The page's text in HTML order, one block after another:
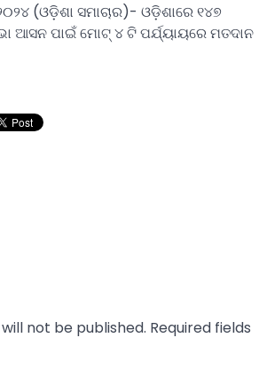
(ଓଡ଼ିଶା ସମାଚାର)- ଓଡ଼ିଶାରେ ୧୪୭
ଆସନ ପାଇଁ ମୋଟ୍‌ ୪ ଟି ପର୍ଯ୍ୟାୟରେ ମତଦାନ
not be published. Required fields